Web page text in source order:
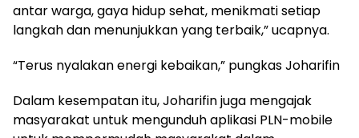
antar warga, gaya hidup sehat, menikmati setiap
langkah dan menunjukkan yang terbaik,” ucapnya.
“Terus nyalakan energi kebaikan,” pungkas Joharifin
Dalam kesempatan itu, Joharifin juga mengajak
masyarakat untuk mengunduh aplikasi PLN-mobile